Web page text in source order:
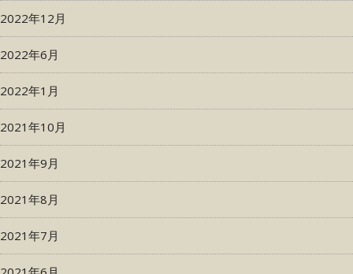
2022年12月
2022年6月
2022年1月
2021年10月
2021年9月
2021年8月
2021年7月